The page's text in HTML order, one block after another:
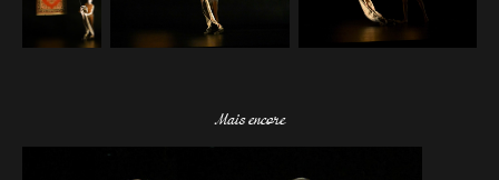
Mais encore